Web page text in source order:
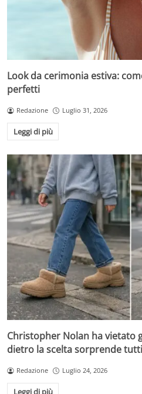
Look da cerimonia estiva:
perfetti
Redazione Luglio 31, 2026
Leggi di più
Christopher Nolan ha vietato
dietro la scelta sorprende tutti
Redazione Luglio 24, 2026
Leggi di più